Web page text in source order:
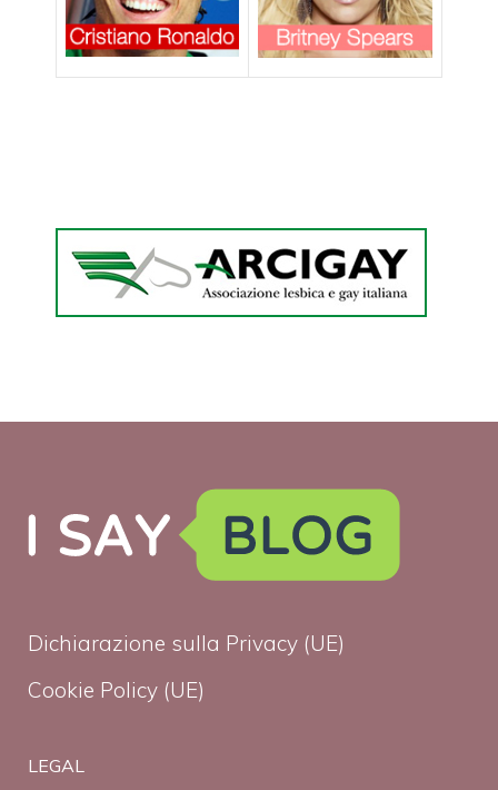
Dichiarazione sulla Privacy (UE)
Cookie Policy (UE)
LEGAL